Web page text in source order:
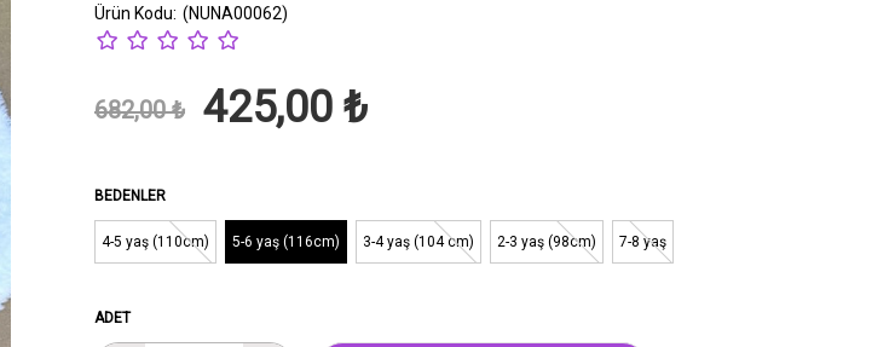
(NUNA00062)
682,00 ₺ 425,00 ₺
BEDENLER
4-5 yaş (110cm) 5-6 yaş (116cm) 3-4 yaş (104 cm) 2-3 yaş (98cm) 7-8 yaş
ADET